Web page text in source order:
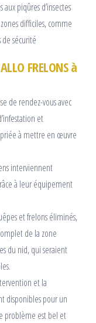
piqûres d’insectes
difficiles, comme
sécurité
FRELONS à
de rendez-vous avec
et
à mettre en œuvre
interviennent
à leur équipement
et frelons éliminés,
de la zone
du nid, qui seraient
et la
disponibles pour un
problème est bel et